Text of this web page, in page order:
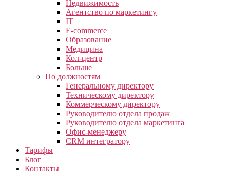
Недвижимость
Агентство по маркетингу
IT
E-commerce
Образование
Медицина
Кол-центр
Больше
По должностям
Генеральному директору
Техническому директору
Коммерческому директору
Руководителю отдела продаж
Руководителю отдела маркетинга
Офис-менеджеру
CRM интегратору
Тарифы
Блог
Контакты